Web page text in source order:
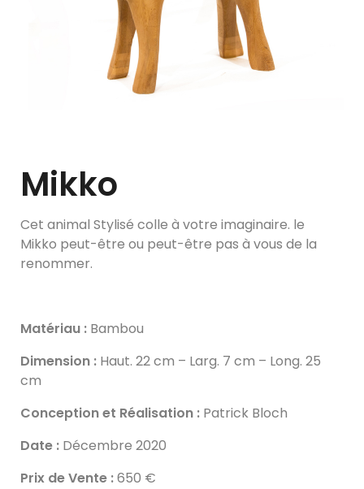
Mikko
Cet animal Stylisé colle à votre imaginaire. le
Mikko peut-être ou peut-être pas à vous de la
renommer.
Matériau : Bambou
Dimension : Haut. 22 cm – Larg. 7 cm – Long. 25
cm
Conception et Réalisation : Patrick Bloch
Date : Décembre 2020
Prix de Vente :650 €